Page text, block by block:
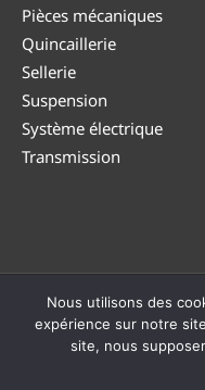
Pièces mécaniques
Quincaillerie
Sellerie
Suspension
Système électrique
Transmission
© DUTEA 2026 |
de retour|
Nous utilisons des
expérience sur notre
site, nous